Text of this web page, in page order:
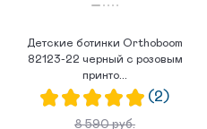
Детские ботинки Orthoboom
82123-22 черный с розовым
принто...
(2)
8 590 руб.